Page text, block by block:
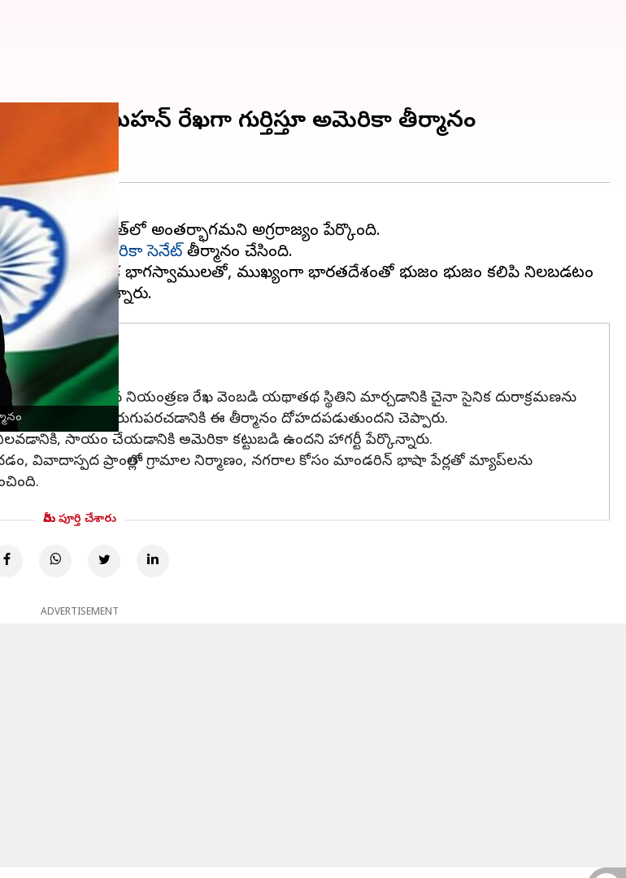
మెక్‌మహన్ రేఖగా గుర్తిస్తూ అమెరికా తీర్మానం
అమెరికా సెనేట్ తీర్మానం చేసింది.
తమ వ్యూహాత్మక భాగస్వాములతో, ముఖ్యంగా భారతదేశంతో భుజం భుజం కలిపి నిలబడటం
హాగర్టీ
వాస్తవ నియంత్రణ రేఖ వెంబడి యథాతథ స్థితిని మార్చడానికి చైనా సైనిక దురాక్రమణను
మరింత మెరుగుపరచడానికి ఈ తీర్మానం దోహదపడుతుందని చెప్పారు.
సాయం చేయడానికి అమెరికా కట్టుబడి ఉందని హాగర్టీ పేర్కొన్నారు.
వివాదాస్పద ప్రాంతాల్లో గ్రామాల నిర్మాణం, నగరాల కోసం మాండరిన్ భాషా పేర్లతో మ్యాప్‌లను
మీరు పూర్తి చేశారు
ADVERTISEMENT